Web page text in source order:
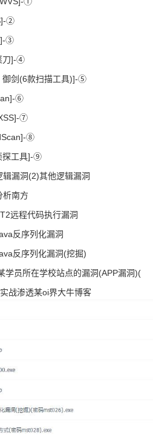
②
③
刀]-④
御剑(6款扫描工具)]-⑤
⑥
⑦
⑧
探工具]-⑨
漏洞(2)其他逻辑漏洞
析南方
远程代码执行漏洞
反序列化漏洞
反序列化漏洞(挖掘)
学员所在学校站点的漏洞(APP漏洞)(
战渗透某oi界大牛博客